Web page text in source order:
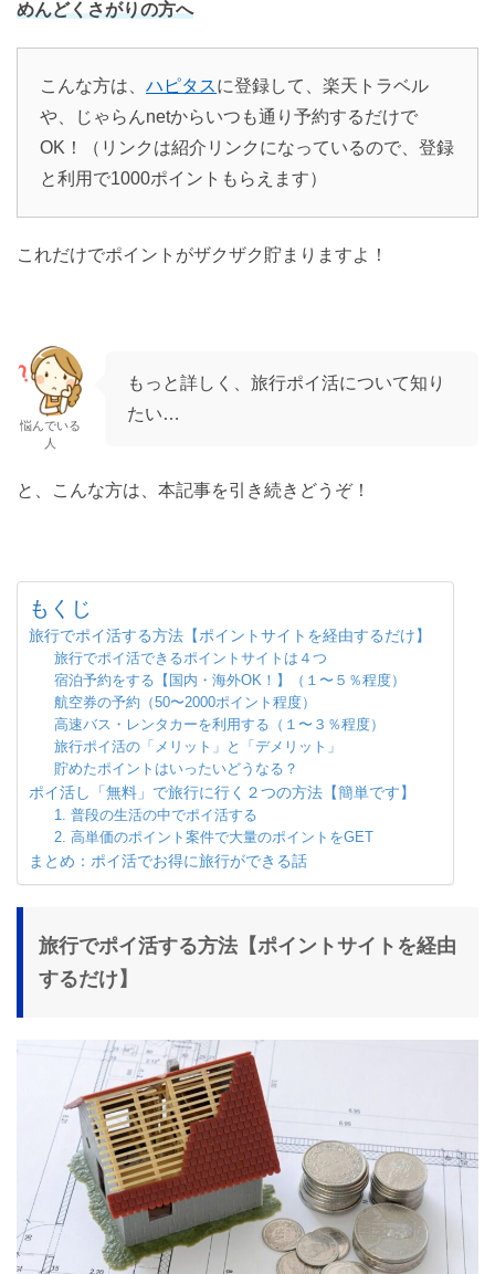
めんどくさがりの方へ
こんな方は、 ハピタスに登録して、楽天トラベル
や、じゃらんnetからいつも通り予約するだけで
OK！（リンクは紹介リンクになっているので、登録
と利用で1000ポイントもらえます）
これだけでポイントがザクザク貯まりますよ！
悩んでいる
人
もっと詳しく、旅行ポイ活について知り
たい…
と、こんな方は、本記事を引き続きどうぞ！
もくじ
旅行でポイ活する方法【ポイントサイトを経由するだけ】
旅行でポイ活できるポイントサイトは４つ
宿泊予約をする【国内・海外OK！】（１〜５％程度）
航空券の予約（50〜2000ポイント程度）
高速バス・レンタカーを利用する（１〜３％程度）
旅行ポイ活の「メリット」と「デメリット」
貯めたポイントはいったいどうなる？
ポイ活し「無料」で旅行に行く２つの方法【簡単です】
1. 普段の生活の中でポイ活する
2. 高単価のポイント案件で大量のポイントをGET
まとめ：ポイ活でお得に旅行ができる話
旅行でポイ活する方法【ポイントサイトを経由
するだけ】